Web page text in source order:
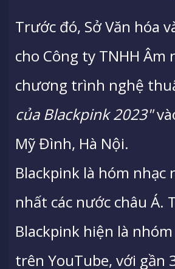
Trước đó, Sở Văn hóa
cho Công ty TNHH Âm
chương trình nghệ
của Blackpink 2023"
Mỹ Đình, Hà Nội.
Blackpink là hóm
nhất các nước châu
Blackpink hiện là
trên YouTube, với gần